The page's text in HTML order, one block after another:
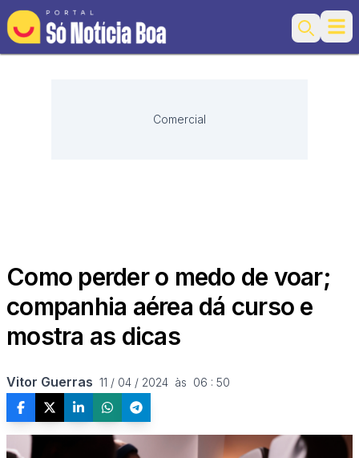
Search
Comercial
Como perder o medo de voar;
companhia aérea dá curso e
mostra as dicas
Vitor Guerras 11 / 04 / 2024  às  06 : 50